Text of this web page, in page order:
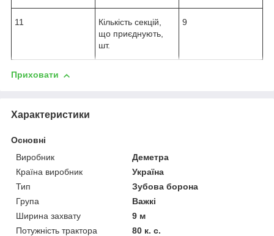
11
Кількість секцій,
що приєднують,
шт.
9
Приховати
Характеристики
Основні
Виробник
Деметра
Країна виробник
Україна
Тип
Зубова борона
Група
Важкі
Ширина захвату
9 м
Потужність трактора
80 к. с.